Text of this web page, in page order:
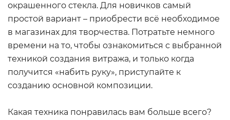
окрашенного стекла. Для новичков самый
простой вариант – приобрести всё необходимое
в магазинах для творчества. Потратьте немного
времени на то, чтобы ознакомиться с выбранной
техникой создания витража, и только когда
получится «набить руку», приступайте к
созданию основной композиции.
Какая техника понравилась вам больше всего?